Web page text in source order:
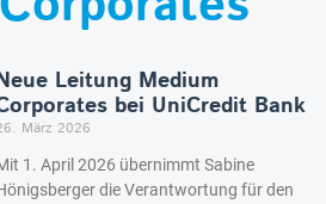
Leitung Medium
bei UniCredit Bank
März 2026
1. April 2026 übernimmt Sabine
die Verantwortung für den